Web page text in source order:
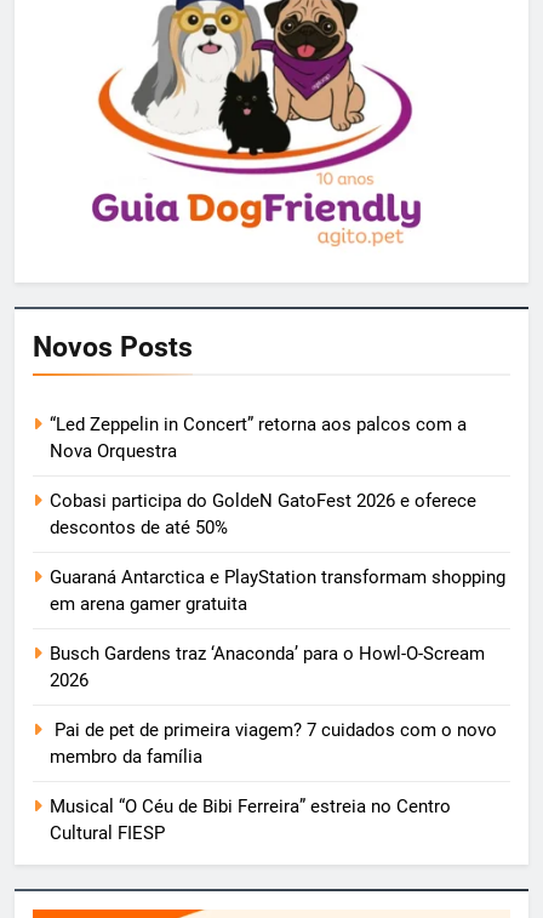
Novos Posts
“Led Zeppelin in Concert” retorna aos palcos com a
Nova Orquestra
Cobasi participa do GoldeN GatoFest 2026 e oferece
descontos de até 50%
Guaraná Antarctica e PlayStation transformam shopping
em arena gamer gratuita
Busch Gardens traz ‘Anaconda’ para o Howl-O-Scream
2026
Pai de pet de primeira viagem? 7 cuidados com o novo
membro da família
Musical “O Céu de Bibi Ferreira” estreia no Centro
Cultural FIESP